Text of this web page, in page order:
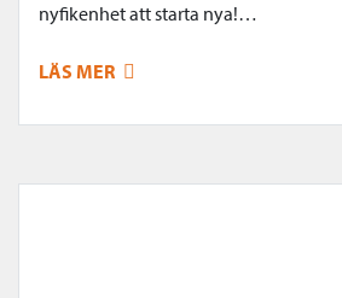
nyfikenhet att starta nya!…
LÄS MER